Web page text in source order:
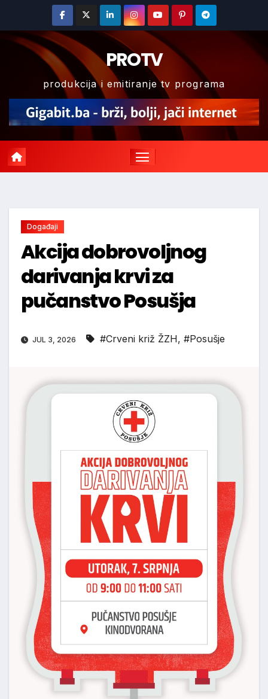
content
PROTV
produkcija i emitiranje tv programa
Događaji
Akcija dobrovoljnog
darivanja krvi za
pučanstvo Posušja
JUL 3, 2026 #Crveni križ ŽZH, #Posušje